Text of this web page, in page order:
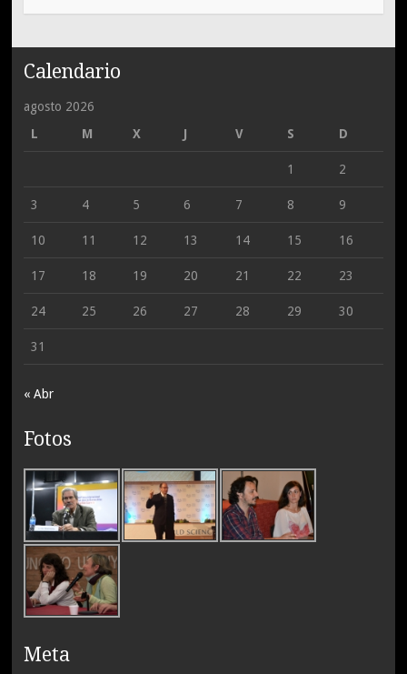
Calendario
agosto 2026
L
M X J V S D
1 2
3 4 5 6 7 8 9
10 11 12 13 14 15 16
17 18 19 20 21 22 23
24 25 26 27 28 29 30
31
« Abr
Fotos
Meta